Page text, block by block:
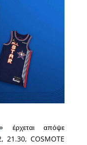
» έρχεται απόψε
21.30, COSMOTE